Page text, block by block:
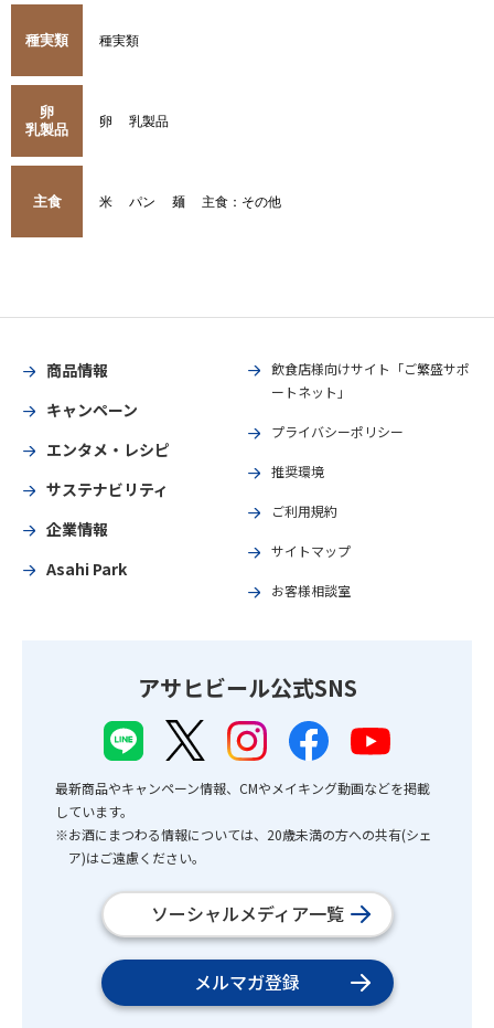
種実類 種実類
卵
乳製品
卵 乳製品
主食 米 パン 麺 主食：その他
商品情報
キャンペーン
エンタメ・レシピ
サステナビリティ
企業情報
Asahi Park
飲食店様向けサイト「ご繁盛サポ
ートネット」
プライバシーポリシー
推奨環境
ご利用規約
サイトマップ
お客様相談室
アサヒビール公式SNS
最新商品やキャンペーン情報、CMやメイキング動画などを掲載
しています。
※お酒にまつわる情報については、20歳未満の方への共有(シェ
ア)はご遠慮ください。
ソーシャルメディア一覧
メルマガ登録